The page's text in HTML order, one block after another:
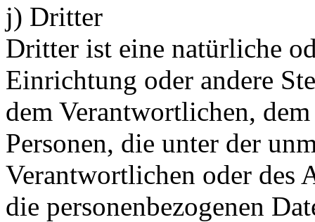
j) Dritter
Dritter ist eine natürliche
Einrichtung oder andere
dem Verantwortlichen,
Personen, die unter der
Verantwortlichen oder des
die personenbezogenen